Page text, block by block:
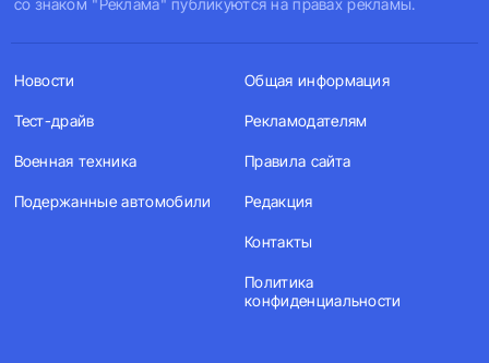
со знаком "Реклама" публикуются на правах рекламы.
Новости
Тест-драйв
Военная техника
Подержанные автомобили
Общая информация
Рекламодателям
Правила сайта
Редакция
Контакты
Политика
конфиденциальности